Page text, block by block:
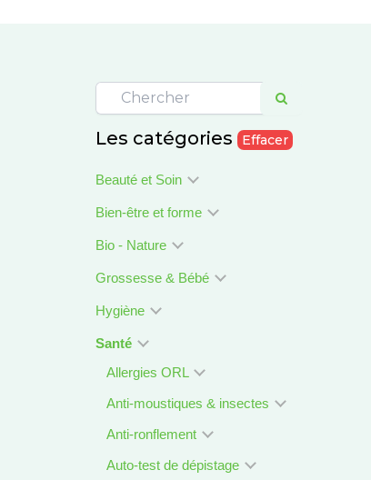
Les catégories Effacer
Beauté et Soin
Bien-être et forme
Bio - Nature
Grossesse & Bébé
Hygiène
Santé
Allergies ORL
Anti-moustiques & insectes
Anti-ronflement
Auto-test de dépistage